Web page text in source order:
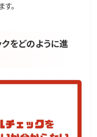
。
をどのように進